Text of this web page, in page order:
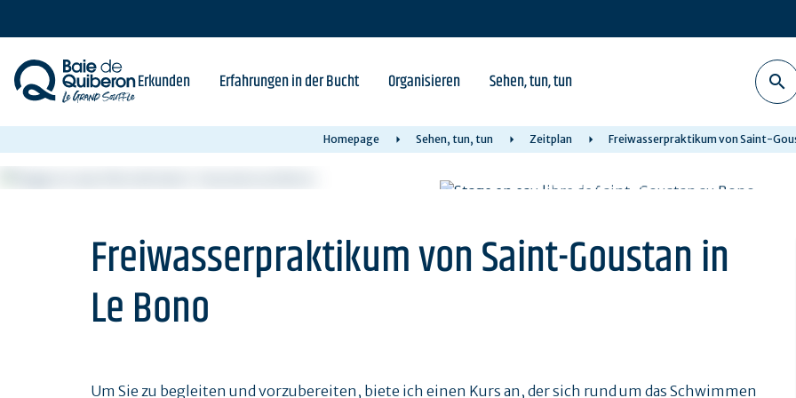
content
Erkunden Erfahrungen in der Bucht Organisieren Sehen, tun, tun
Homepage Sehen, tun, tun Zeitplan Freiwasserpraktikum von Saint-
Freiwasserpraktikum von Saint-Goustan in
Le Bono
Um Sie zu begleiten und vorzubereiten, biete ich einen Kurs an, der sich rund um das Schwimmen